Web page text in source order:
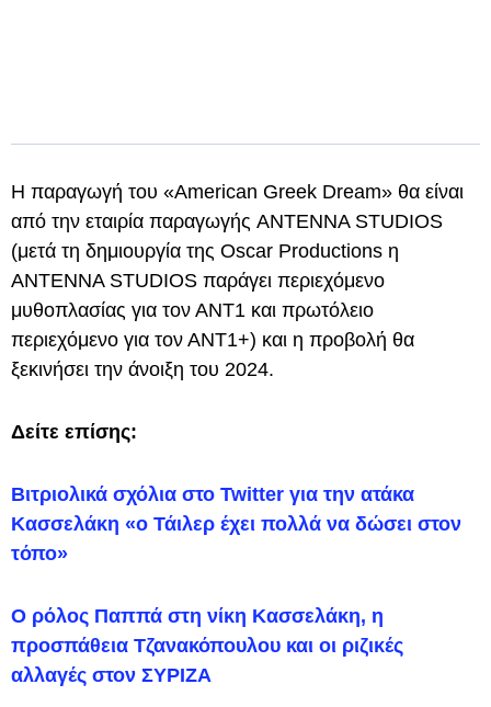
Η παραγωγή του «American Greek Dream» θα είναι
από την εταιρία παραγωγής ANTENNA STUDIOS
(μετά τη δημιουργία της Oscar Productions η
ΑΝΤΕΝΝΑ STUDIOS παράγει περιεχόμενο
μυθοπλασίας για τον ΑΝΤ1 και πρωτόλειο
περιεχόμενο για τον ΑΝΤ1+) και η προβολή θα
ξεκινήσει την άνοιξη του 2024.
Δείτε επίσης:
Βιτριολικά σχόλια στο Twitter για την ατάκα
Κασσελάκη «ο Τάιλερ έχει πολλά να δώσει στον
τόπο»
Ο ρόλος Παππά στη νίκη Κασσελάκη, η
προσπάθεια Τζανακόπουλου και οι ριζικές
αλλαγές στον ΣΥΡΙΖΑ